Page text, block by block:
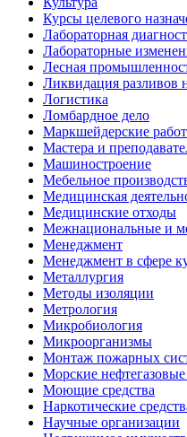
Курсы целевого
Лабораторная
Лабораторные
Лесная
Ликвидация разливов
Логистика
Ломбардное дело
Маркшейдерские
Мастера и
Машиностроение
Мебельное
Медицинская
Медицинские отходы
Межнациональные и
Менеджмент
Менеджмент в сфере
Металлургия
Методы изоляции
Метрология
Микробиология
Микроорганизмы
Монтаж пожарных
Морские
Моющие средства
Наркотические
Научные организации